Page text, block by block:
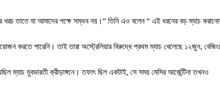
খরচ তাতে যা আমাদের পক্ষে সম্ভব নয়।“ তিনি এও বলেন “ এই ধরনের বড় ম্যাচ
করতে পারেনি। তাই তারা অস্ট্রেলিয়ার বিরুদ্ধে প্রথম ম্যাচ খেলেছে ১২জুন,
ম্যাচ যুবভারতী ক্রীড়াঙ্গনে। তফাৎ ছিল একটাই, সে সময় মেসির আর্জেন্টিনা তখনও